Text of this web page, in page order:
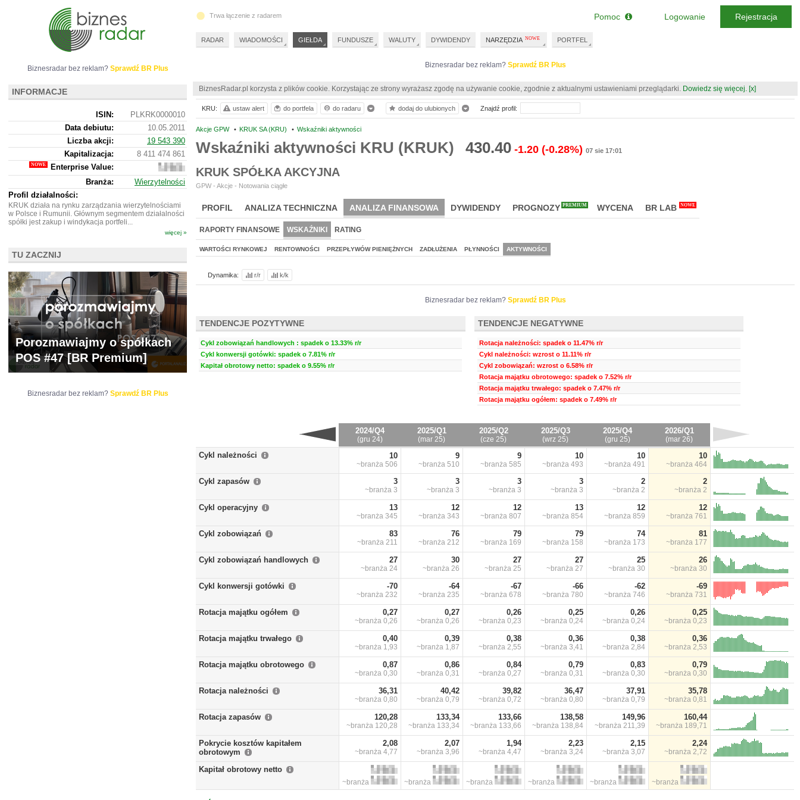
Biznesradar bez reklam? Sprawdź BR Plus
BiznesRadar.pl korzysta z plików cookie. Korzystając ze strony wyrażasz zgodę na używanie cookie, zgodnie z aktualnymi ustawieniami przeglądarki. Dowiedz się więcej. [x]
Akcje GPW • KRUK SA (KRU) • Wskaźniki aktywności
Wskaźniki aktywności KRU (KRUK) 430.40 -1.20 (-0.28%) 07 sie 17:01
KRUK SPÓŁKA AKCYJNA
GPW - Akcje - Notowania ciągłe
PROFIL ANALIZA TECHNICZNA ANALIZA FINANSOWA DYWIDENDY PROGNOZY PREMIUM WYCENA BR LAB NOWE
RAPORTY FINANSOWE WSKAŹNIKI RATING
WARTOŚCI RYNKOWEJ RENTOWNOŚCI PRZEPŁYWÓW PIENIĘŻNYCH ZADŁUŻENIA PŁYNNOŚCI AKTYWNOŚCI
Dynamika: r/r k/k
Biznesradar bez reklam? Sprawdź BR Plus
TENDENCJE POZYTYWNE
Cykl zobowiązań handlowych : spadek o 13.33% r/r
Cykl konwersji gotówki: spadek o 7.81% r/r
Kapitał obrotowy netto: spadek o 9.55% r/r
TENDENCJE NEGATYWNE
Rotacja należności: spadek o 11.47% r/r
Cykl należności: wzrost o 11.11% r/r
Cykl zobowiązań: wzrost o 6.58% r/r
Rotacja majątku obrotowego: spadek o 7.52% r/r
Rotacja majątku trwałego: spadek o 7.47% r/r
Rotacja majątku ogółem: spadek o 7.49% r/r
2024/Q4
(gru 24)
2025/Q1
(mar 25)
2025/Q2
(cze 25)
2025/Q3
(wrz 25)
2025/Q4
(gru 25)
2026/Q1
(mar 26)
Cykl należności 10
~branża 506
9
~branża 510
9
~branża 585
10
~branża 493
10
~branża 491
10
~branża 464
Cykl zapasów 3
~branża 3
3
~branża 3
3
~branża 3
3
~branża 3
2
~branża 2
2
~branża 2
Cykl operacyjny 13
~branża 345
12
~branża 343
12
~branża 807
13
~branża 854
12
~branża 859
12
~branża 761
Cykl zobowiązań 83
~branża 211
76
~branża 212
79
~branża 169
79
~branża 158
74
~branża 173
81
~branża 177
Cykl zobowiązań handlowych 27
~branża 24
30
~branża 26
27
~branża 25
27
~branża 27
25
~branża 30
26
~branża 30
Cykl konwersji gotówki -70
~branża 232
-64
~branża 235
-67
~branża 678
-66
~branża 780
-62
~branża 746
-69
~branża 731
Rotacja majątku ogółem 0,27
~branża 0,26
0,27
~branża 0,26
0,26
~branża 0,23
0,25
~branża 0,24
0,26
~branża 0,24
0,25
~branża 0,23
Rotacja majątku trwałego 0,40
~branża 1,93
0,39
~branża 1,87
0,38
~branża 2,55
0,36
~branża 3,41
0,38
~branża 2,84
0,36
~branża 2,53
Rotacja majątku obrotowego 0,87
~branża 0,30
0,86
~branża 0,31
0,84
~branża 0,27
0,79
~branża 0,31
0,83
~branża 0,30
0,79
~branża 0,30
Rotacja należności 36,31
~branża 0,80
40,42
~branża 0,79
39,82
~branża 0,72
36,47
~branża 0,80
37,91
~branża 0,79
35,78
~branża 0,81
Rotacja zapasów 120,28
~branża 120,28
133,34
~branża 133,34
133,66
~branża 133,66
138,58
~branża 138,84
149,96
~branża 211,39
160,44
~branża 189,71
Pokrycie kosztów kapitałem
obrotowym
2,08
~branża 4,77
2,07
~branża 3,96
1,94
~branża 4,47
2,23
~branża 3,24
2,15
~branża 3,07
2,24
~branża 2,72
Kapitał obrotowy netto
~branża ~branża ~branża ~branża ~branża ~branża
KRU: ustaw alert do portfela do radaru dodaj do ulubionych Znajdź profil:
Biznesradar bez reklam? Sprawdź BR Plus
INFORMACJE
ISIN:
PLKRK0000010
Data debiutu:
10.05.2011
Liczba akcji:
19 543 390
Kapitalizacja:
8 411 474 861
Enterprise Value:
15
428
332
Branża:
Wierzytelności
Profil działalności:
KRUK działa na rynku zarządzania wierzytelnościami
w Polsce i Rumunii. Głównym segmentem działalności
spółki jest zakup i windykacja portfeli...
więcej »
TU ZACZNIJ
Porozmawiajmy o spółkach
POS #47 [BR Premium]
Biznesradar bez reklam? Sprawdź BR Plus
Trwa łączenie z radarem
RADAR WIADOMOŚCI GIEŁDA FUNDUSZE WALUTY DYWIDENDY NARZĘDZIA PORTFEL
Pomoc Logowanie Rejestracja